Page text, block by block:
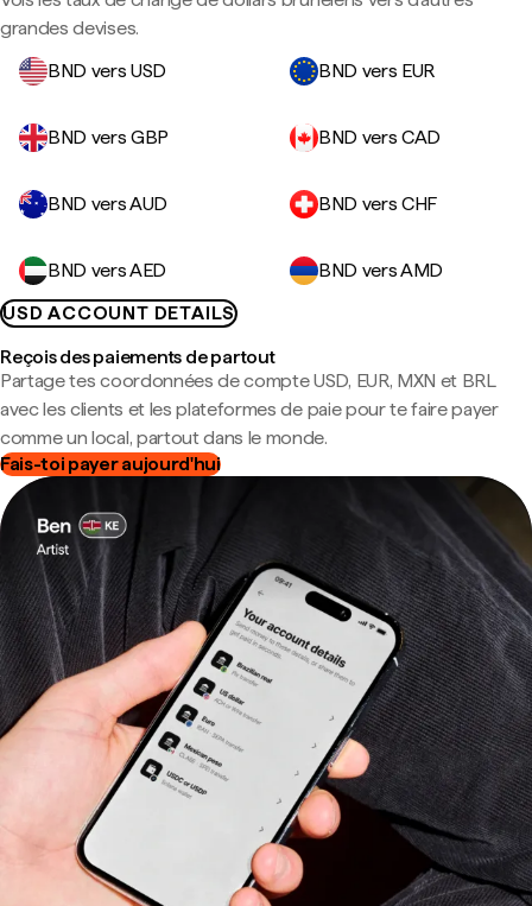
grandes devises.
BND vers USD
BND vers EUR
BND vers GBP BND vers CAD
BND vers AUD BND vers CHF
BND vers AED
BND vers AMD
USD ACCOUNT DETAILS
Reçois des paiements de partout
Partage tes coordonnées de compte USD, EUR, MXN et BRL
avec les clients et les plateformes de paie pour te faire payer
comme un local, partout dans le monde.
Fais-toi payer aujourd'hui